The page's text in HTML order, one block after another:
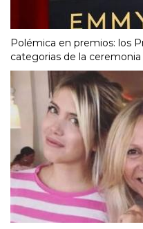
Polémica en premios: los
categorias de la ceremonia